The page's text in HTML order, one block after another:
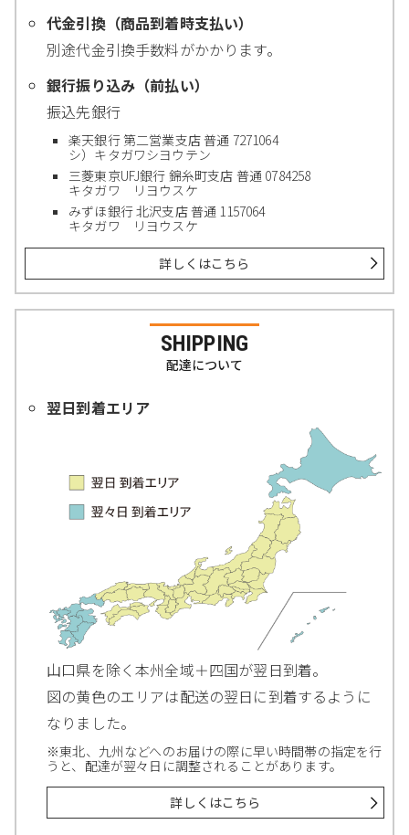
代金引換（商品到着時支払い）
別途代金引換手数料がかかります。
銀行振り込み（前払い）
振込先銀行
楽天銀行 第二営業支店 普通 7271064
シ）キタガワシヨウテン
三菱東京UFJ銀行 錦糸町支店 普通 0784258
キタガワ リヨウスケ
みずほ銀行 北沢支店 普通 1157064
キタガワ リヨウスケ
詳しくはこちら
SHIPPING
配達について
翌日到着エリア
山口県を除く本州全域＋四国が翌日到着。
図の黄色のエリアは配送の翌日に到着するように
なりました。
※東北、九州などへのお届けの際に早い時間帯の指定を行
うと、配達が翌々日に調整されることがあります。
詳しくはこちら